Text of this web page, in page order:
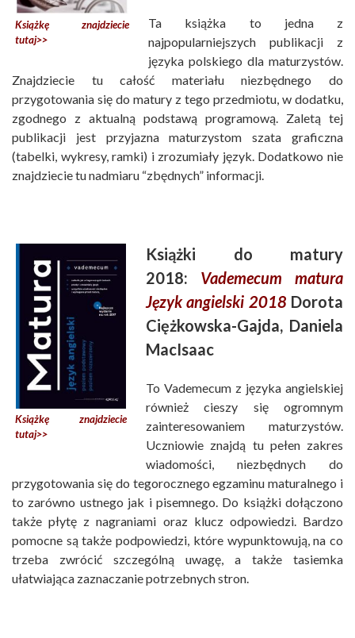
Książkę znajdziecie
tutaj>>
Ta książka to jedna z
najpopularniejszych publikacji z
języka polskiego dla maturzystów.
Znajdziecie tu całość materiału niezbędnego do
przygotowania się do matury z tego przedmiotu, w dodatku,
zgodnego z aktualną podstawą programową. Zaletą tej
publikacji jest przyjazna maturzystom szata graficzna
(tabelki, wykresy, ramki) i zrozumiały język. Dodatkowo nie
znajdziecie tu nadmiaru “zbędnych” informacji.
Książkę znajdziecie
tutaj>>
Książki do matury
2018: Vademecum matura
Język angielski 2018 Dorota
Ciężkowska-Gajda, Daniela
MacIsaac
To Vademecum z języka angielskiej
również cieszy się ogromnym
zainteresowaniem maturzystów.
Uczniowie znajdą tu pełen zakres
wiadomości, niezbędnych do
przygotowania się do tegorocznego egzaminu maturalnego i
to zarówno ustnego jak i pisemnego. Do książki dołączono
także płytę z nagraniami oraz klucz odpowiedzi. Bardzo
pomocne są także podpowiedzi, które wypunktowują, na co
trzeba zwrócić szczególną uwagę, a także tasiemka
ułatwiająca zaznaczanie potrzebnych stron.